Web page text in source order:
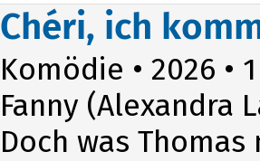
18:15
Chéri, ich
Komödie • 2026 •
Fanny (Alexandra
Doch was